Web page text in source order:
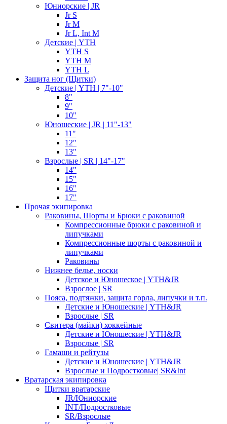
Юниорские | JR
Jr S
Jr M
Jr L, Int M
Детские | YTH
YTH S
YTH M
YTH L
Защита ног (Щитки)
Детские | YTH | 7"-10"
8"
9"
10"
Юношеские | JR | 11"-13"
11"
12"
13"
Взрослые | SR | 14"-17"
14"
15"
16"
17"
Прочая экипировка
Раковины, Шорты и Брюки с раковиной
Компрессионные брюки с раковиной и
липучками
Компрессионные шорты с раковиной и
липучками
Раковины
Нижнее белье, носки
Детское и Юношеское | YTH&JR
Взрослое | SR
Пояса, подтяжки, защита горла, липучки и т.п.
Детские и Юношеские | YTH&JR
Взрослые | SR
Свитера (майки) хоккейные
Детские и Юношеские | YTH&JR
Взрослые | SR
Гамаши и рейтузы
Детские и Юношеские | YTH&JR
Взрослые и Подростковые| SR&Int
Вратарская экипировка
Щитки вратарские
JR/Юниорские
INT/Подростковые
SR/Взрослые